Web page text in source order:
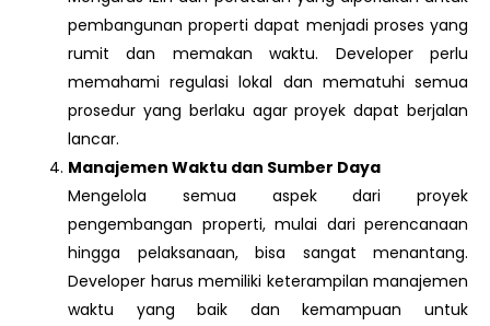
pembangunan properti dapat menjadi proses yang
rumit dan memakan waktu. Developer perlu
memahami regulasi lokal dan mematuhi semua
prosedur yang berlaku agar proyek dapat berjalan
lancar.
Manajemen Waktu dan Sumber Daya
Mengelola semua aspek dari proyek
pengembangan properti, mulai dari perencanaan
hingga pelaksanaan, bisa sangat menantang.
Developer harus memiliki keterampilan manajemen
waktu yang baik dan kemampuan untuk